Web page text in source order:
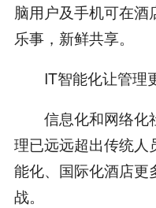
脑用户及手机可在
乐事，新鲜共享。
IT智能化让管理
信息化和网络化
理已远远超出传统人
能化、国际化酒店更
战。